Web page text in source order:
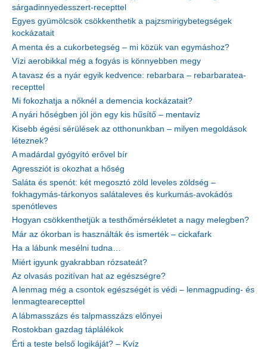
sárgadinnyedesszert-recepttel
Egyes gyümölcsök csökkenthetik a pajzsmirigybetegségek
kockázatait
A menta és a cukorbetegség – mi közük van egymáshoz?
Vízi aerobikkal még a fogyás is könnyebben megy
A tavasz és a nyár egyik kedvence: rebarbara – rebarbaratea-
recepttel
Mi fokozhatja a nőknél a demencia kockázatait?
A nyári hőségben jól jön egy kis hűsítő – mentavíz
Kisebb égési sérülések az otthonunkban – milyen megoldások
léteznek?
A madárdal gyógyító erővel bír
Agressziót is okozhat a hőség
Saláta és spenót: két megosztó zöld leveles zöldség –
fokhagymás-tárkonyos salátaleves és kurkumás-avokádós
spenótleves
Hogyan csökkenthetjük a testhőmérsékletet a nagy melegben?
Már az ókorban is használták és ismerték – cickafark
Ha a lábunk mesélni tudna…
Miért igyunk gyakrabban rózsateát?
Az olvasás pozitívan hat az egészségre?
A lenmag még a csontok egészségét is védi – lenmagpuding- és
lenmagtearecepttel
A lábmasszázs és talpmasszázs előnyei
Rostokban gazdag táplálékok
Érti a teste belső logikáját? – Kvíz